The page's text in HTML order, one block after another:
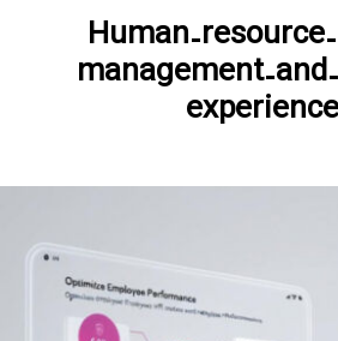
پیوست ها : Human-resource-
management-